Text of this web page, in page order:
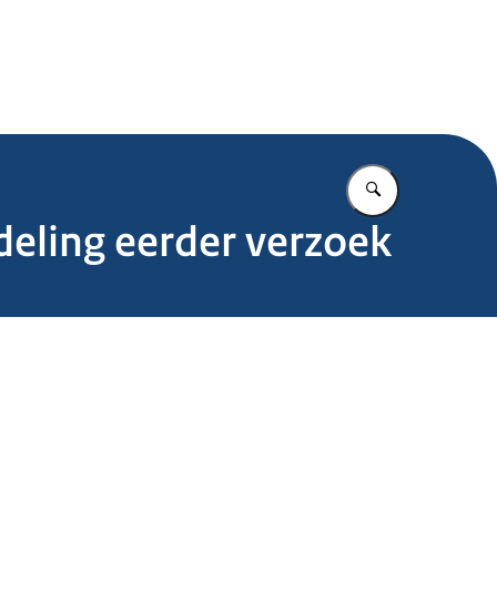
Vul in wat u
eerder verzoek